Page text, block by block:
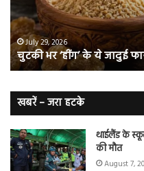
फायदे
आपको
कर
देंगे
हैरान
July 29, 2026
चुटकी भर ‘हींग’ के ये जादुई
खबरें – जरा हटके
थाईलैंड के
की मौत
August 7,